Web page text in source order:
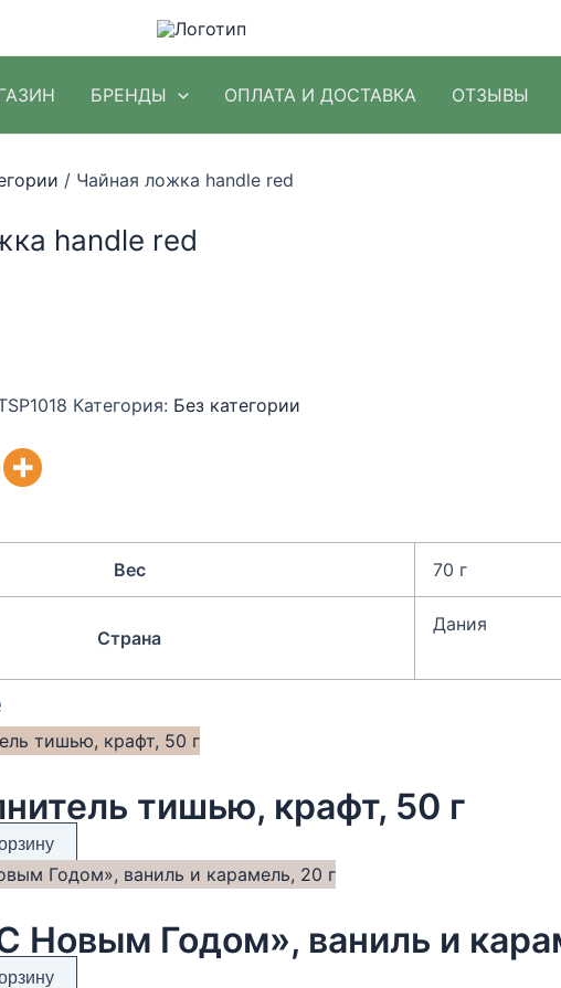
БРЕНДЫ ОПЛАТА И ДОСТАВКА ОТЗЫВЫ
/ Чайная ложка handle red
handle red
Категория: Без категории
Вес 70 г
Страна
Дания
тишью, крафт, 50 г
Новым Годом», ваниль и